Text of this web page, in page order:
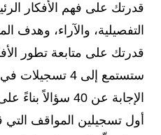
قدرتك على فهم الأفكار
التفصيلية، والآراء، وهدف
قدرتك على متابعة تطور
ستستمع إلى 4
الإجابة عن 40
أول تسجيلين المواقف